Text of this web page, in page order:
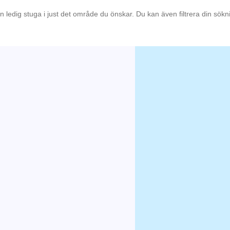
stuga i just det område du önskar. Du kan även filtrera din